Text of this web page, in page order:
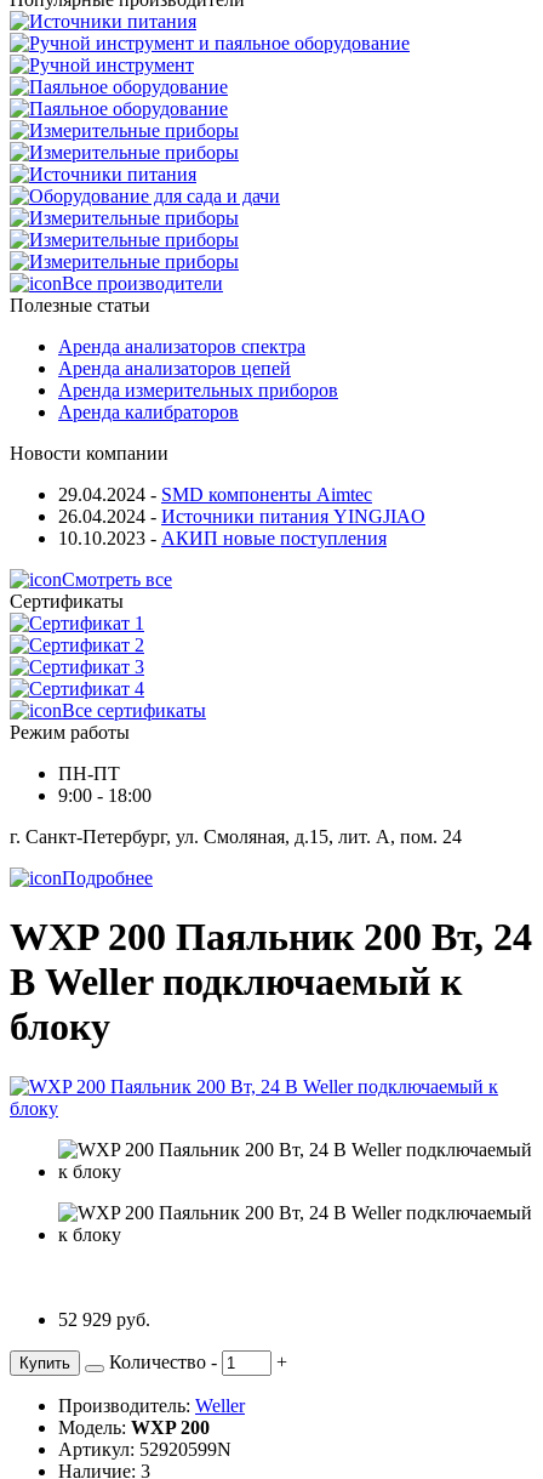
Все производители
Полезные статьи
Аренда анализаторов спектра
Аренда анализаторов цепей
Аренда измерительных приборов
Аренда калибраторов
Новости компании
29.04.2024 - SMD компоненты Aimtec
26.04.2024 - Источники питания YINGJIAO
10.10.2023 - АКИП новые поступления
Смотреть все
Сертификаты
Все сертификаты
Режим работы
ПН-ПТ
9:00 - 18:00
г. Санкт-Петербург, ул. Смоляная, д.15, лит. А, пом. 24
Подробнее
WXP 200 Паяльник 200 Вт, 24
В Weller подключаемый к
блоку
52 929 руб.
Купить Количество - +
Производитель: Weller
Модель: WXP 200
Артикул: 52920599N
Наличие: 3